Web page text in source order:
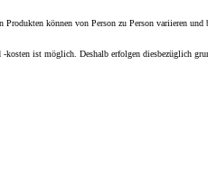
können von Person zu Person variieren
ist möglich. Deshalb erfolgen diesbezüglich